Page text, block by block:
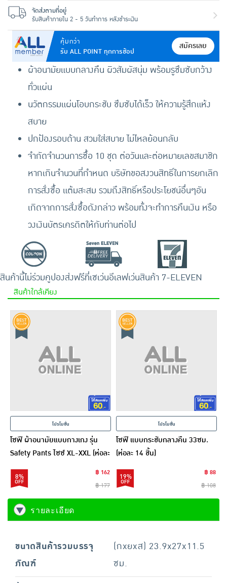
คุ้มกว่า
รับ ALL POINT ทุกการช้อป
สมัครเลย
ผ้าอนามัยแบบกลางคืน ผิวสัมผัสนุ่ม พร้อมรูซึมซับกว้าง
ทั่วแผ่น
นวัตกรรมแผ่นโอบกระชับ ซึมซับได้เร็ว ให้ความรู้สึกแห้ง
สบาย
ปกป้องรอบด้าน สวมใส่สบาย ไม่ไหลย้อนกลับ
จำกัดจำนวนการซื้อ 10 ชุด ต่อวันและต่อหมายเลขสมาชิก
หากเกินจำนวนที่กำหนด บริษัทขอสงวนสิทธิ์ในการยกเลิก
การสั่งซื้อ แต้มสะสม รวมถึงสิทธิ์หรือประโยชน์อื่นๆอัน
เกิดจากการสั่งซื้อดังกล่าว พร้อมทั้งจะทำการคืนเงิน หรือ
วงเงินบัตรเครดิตให้กับท่านต่อไป
จัดส่งตามที่อยู่
รับสินค้าภายใน 2 - 5 วันทำการ หลังชำระเงิน
สินค้านี้ไม่ร่วมคูปองส่งฟรีที่เซเว่นอีเลฟเว่นสินค้า 7-ELEVEN
สินค้าใกล้เคียง
โปรโมชั่น
โซฟี ผ้าอนามัยแบบกางเกง รุ่น
Safety Pants ไซซ์ XL-XXL (ห่อละ
8%
฿ 162
฿ 177
โปรโมชั่น
โซฟี แบบกระชับกลางคืน 33ซม.
(ห่อละ 14 ชิ้น)
19%
฿ 88
฿ 108
รายละเอียด
ขนาดสินค้ารวมบรรจุ
ภัณฑ์
(กxยxส) 23.9x27x11.5
ซม.